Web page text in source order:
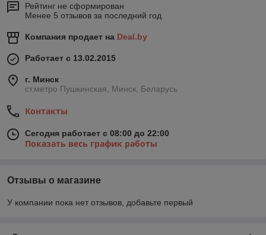
Рейтинг не сформирован
Менее 5 отзывов за последний год
Компания продает на Deal.by
Работает с 13.02.2015
г. Минск
ст.метро Пушкинская, Минск, Беларусь
Контакты
Сегодня работает с 08:00 до 22:00
Показать весь график работы
Отзывы о магазине
У компании пока нет отзывов, добавьте первый